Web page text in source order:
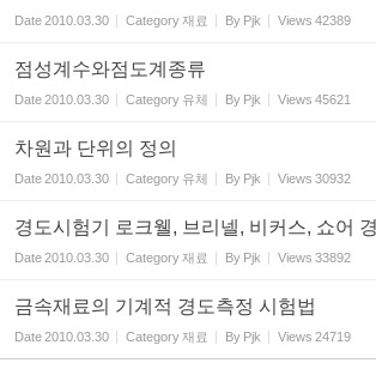
Date2010.03.30 Category재료 By Pjk Views 42389
점성계수와점도계종류
Date2010.03.30 Category 유체 By Pjk Views 45621
차원과 단위의 정의
Date2010.03.30 Category 유체 By Pjk Views 30932
경도시험기 로크웰, 브리넬, 비커스, 쇼어
Date2010.03.30 Category재료 By Pjk Views 33892
금속재료의 기계적 경도측정 시험법
Date2010.03.30 Category재료 By Pjk Views 24719